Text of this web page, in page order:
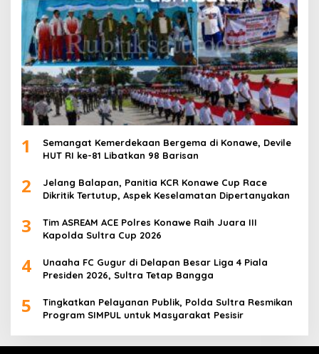
1
Semangat Kemerdekaan Bergema di Konawe, Devile
HUT RI ke-81 Libatkan 98 Barisan
2
Jelang Balapan, Panitia KCR Konawe Cup Race
Dikritik Tertutup, Aspek Keselamatan Dipertanyakan
3
Tim ASREAM ACE Polres Konawe Raih Juara III
Kapolda Sultra Cup 2026
4
Unaaha FC Gugur di Delapan Besar Liga 4 Piala
Presiden 2026, Sultra Tetap Bangga
5
Tingkatkan Pelayanan Publik, Polda Sultra Resmikan
Program SIMPUL untuk Masyarakat Pesisir